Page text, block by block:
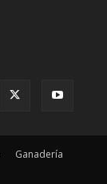
Ganadería